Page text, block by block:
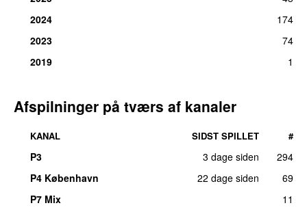
2024
174
2023
74
2019
1
Afspilninger på tværs af kanaler
KANAL SIDST SPILLET #
P3 3 dage siden
294
P4 København
22 dage siden
69
P7 Mix
11